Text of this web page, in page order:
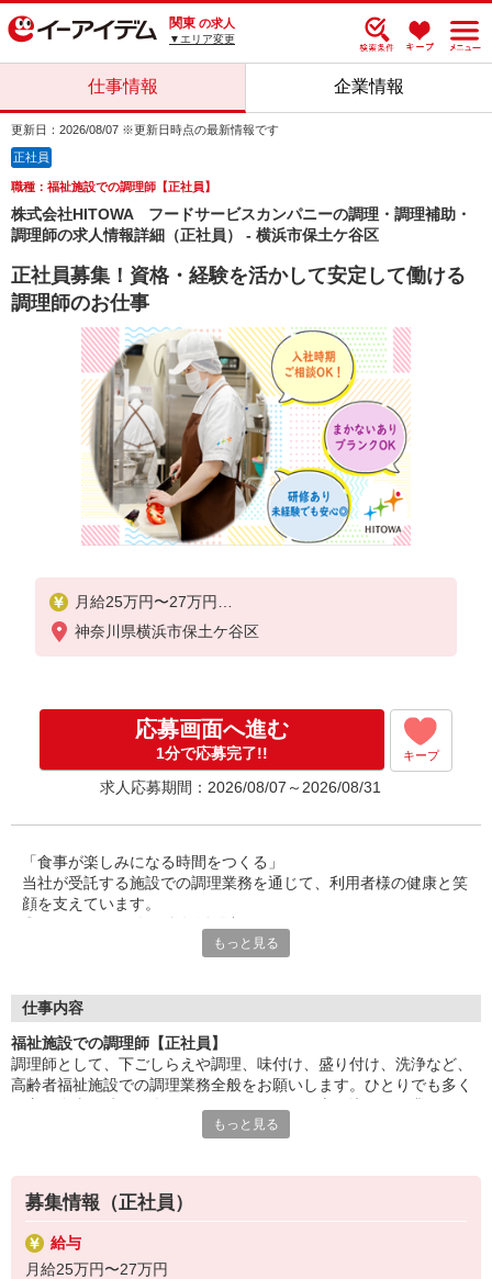
関東 の求人
▼エリア変更
仕事情報 企業情報
更新日：2026/08/07 ※更新日時点の最新情報です
正社員
職種：福祉施設での調理師【正社員】
株式会社HITOWA フードサービスカンパニーの調理・調理補助・
調理師の求人情報詳細（正社員） - 横浜市保土ケ谷区
正社員募集！資格・経験を活かして安定して働ける
調理師のお仕事
月給25万円〜27万円
※給与は経験や前職給与に応じて決定します。
神奈川県横浜市保土ケ谷区
応募画面へ進む
1分で応募完了!! キープ
求人応募期間：2026/08/07～2026/08/31
「食事が楽しみになる時間をつくる」
当社が受託する施設での調理業務を通じて、利用者様の健康と笑
顔を支えています。
調理師としての経験を活かし、安定した環境で長く働ける職場で
調理に集中できる環境で、仕込み・調理・盛付けなどの業務に専
チームで協力しながら、安心・安全な食事を提供します。
「美味しかった」「ありがとう」の言葉が、何よりの喜び。
食を通じて人の心に寄り添える、やりがいのある仕事です。
給食運営を行う業界大手。
社員の成長を支える研修制度も整っており、長期的なキャリア形
成が可能です。
もっと見る
仕事内容
福祉施設での調理師【正社員】
調理師として、下ごしらえや調理、味付け、盛り付け、洗浄など、
高齢者福祉施設での調理業務全般をお願いします。ひとりでも多く
らこそ、利用者さまの笑顔を見られたときには達成感を感じられま
もっと見る
募集情報（正社員）
給与
月給25万円〜27万円